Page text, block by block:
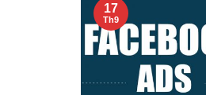
17
Th9